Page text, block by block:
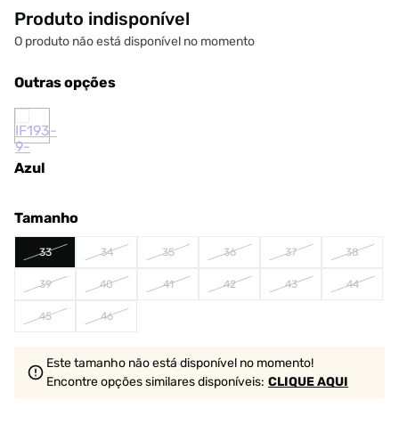
Produto indisponível
O produto não está disponível no momento
Outras opções
Azul
Tamanho
33 34 35 36 37 38
39 40 41 42 43 44
45 46
Este tamanho não está disponível no momento!
Encontre opções similaresdisponíveis: CLIQUE AQUI